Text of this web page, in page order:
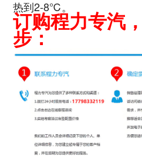
热到2-8℃。
订购程力专汽
步：